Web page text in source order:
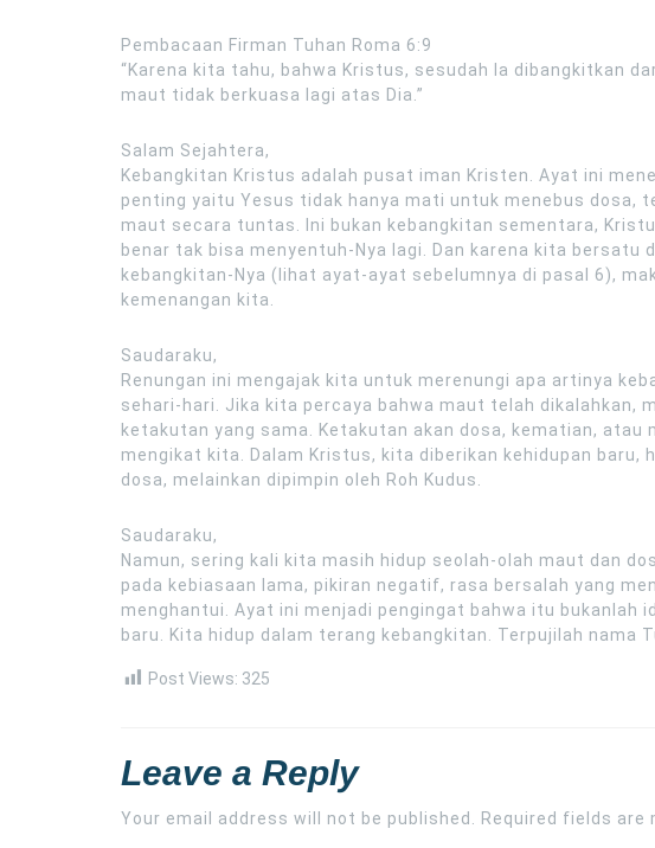
Pembacaan Firman Tuhan Roma 6:9
“Karena kita tahu, bahwa Kristus, sesudah Ia dibangkitkan
maut tidak berkuasa lagi atas Dia.”
Salam Sejahtera,
Kebangkitan Kristus adalah pusat iman Kristen. Ayat ini
penting yaitu Yesus tidak hanya mati untuk menebus dosa,
maut secara tuntas. Ini bukan kebangkitan sementara,
benar tak bisa menyentuh-Nya lagi. Dan karena kita bersatu
kebangkitan-Nya (lihat ayat-ayat sebelumnya di pasal 6),
kemenangan kita.
Saudaraku,
Renungan ini mengajak kita untuk merenungi apa artinya
sehari-hari. Jika kita percaya bahwa maut telah dikalahkan,
ketakutan yang sama. Ketakutan akan dosa, kematian, atau
mengikat kita. Dalam Kristus, kita diberikan kehidupan baru,
dosa, melainkan dipimpin oleh Roh Kudus.
Saudaraku,
Namun, sering kali kita masih hidup seolah-olah maut dan
pada kebiasaan lama, pikiran negatif, rasa bersalah yang
menghantui. Ayat ini menjadi pengingat bahwa itu bukanlah
baru. Kita hidup dalam terang kebangkitan. Terpujilah nama
Post Views: 325
Leave a Reply
Your email address will not be published. Required fields are